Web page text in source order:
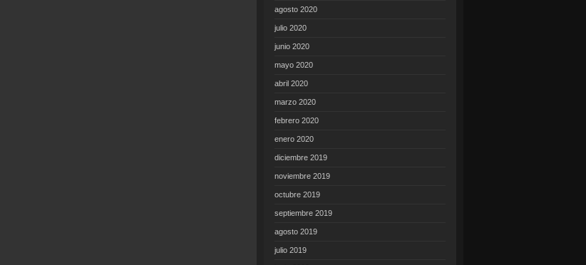
agosto 2020
julio 2020
junio 2020
mayo 2020
abril 2020
marzo 2020
febrero 2020
enero 2020
diciembre 2019
noviembre 2019
octubre 2019
septiembre 2019
agosto 2019
julio 2019